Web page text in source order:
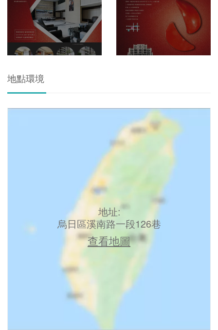
地點環境
地址:
烏日區溪南路一段126巷
查看地圖